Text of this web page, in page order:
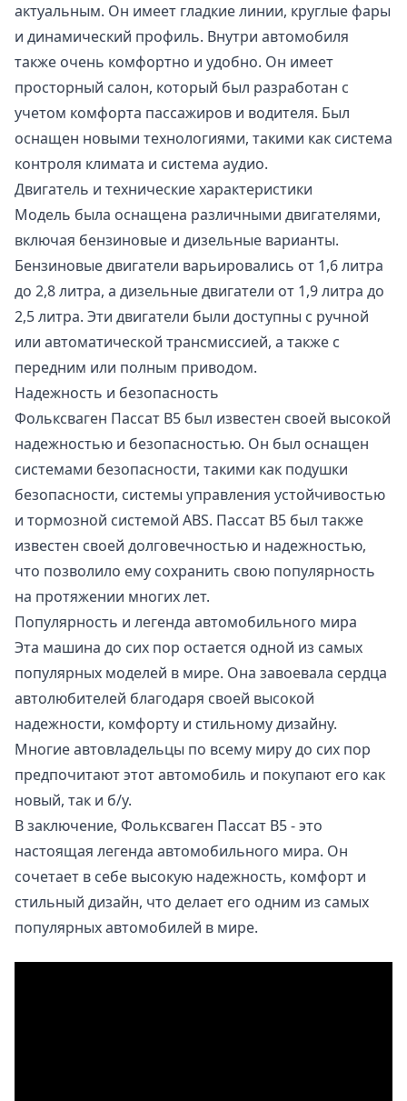
актуальным. Он имеет гладкие линии, круглые фары
и динамический профиль. Внутри автомобиля
также очень комфортно и удобно. Он имеет
просторный салон, который был разработан с
учетом комфорта пассажиров и водителя. Был
оснащен новыми технологиями, такими как система
контроля климата и система аудио.
Двигатель и технические характеристики
Модель была оснащена различными двигателями,
включая бензиновые и дизельные варианты.
Бензиновые двигатели варьировались от 1,6 литра
до 2,8 литра, а дизельные двигатели от 1,9 литра до
2,5 литра. Эти двигатели были доступны с ручной
или автоматической трансмиссией, а также с
передним или полным приводом.
Надежность и безопасность
Фольксваген Пассат B5 был известен своей высокой
надежностью и безопасностью. Он был оснащен
системами безопасности, такими как подушки
безопасности, системы управления устойчивостью
и тормозной системой ABS. Пассат B5 был также
известен своей долговечностью и надежностью,
что позволило ему сохранить свою популярность
на протяжении многих лет.
Популярность и легенда автомобильного мира
Эта машина до сих пор остается одной из самых
популярных моделей в мире. Она завоевала сердца
автолюбителей благодаря своей высокой
надежности, комфорту и стильному дизайну.
Многие автовладельцы по всему миру до сих пор
предпочитают этот автомобиль и покупают его как
новый, так и б/у.
В заключение, Фольксваген Пассат B5 - это
настоящая легенда автомобильного мира. Он
сочетает в себе высокую надежность, комфорт и
стильный дизайн, что делает его одним из самых
популярных автомобилей в мире.